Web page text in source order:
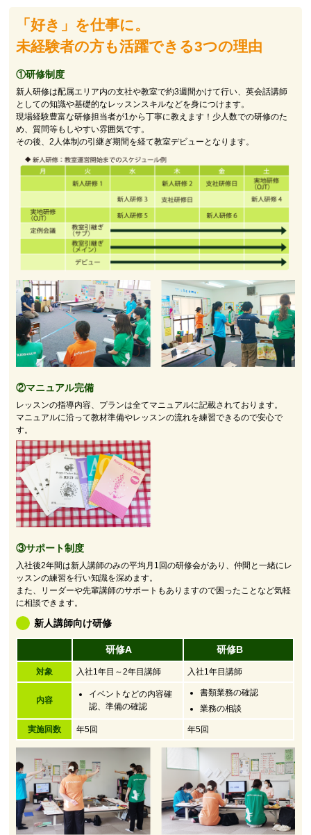
「好き」を仕事に。
未経験者の方も活躍できる3つの理由
①研修制度
新人研修は配属エリア内の支社や教室で約3週間かけて行い、英会話講師
としての知識や基礎的なレッスンスキルなどを身につけます。
現場経験豊富な研修担当者が1から丁寧に教えます！少人数での研修のた
め、質問等もしやすい雰囲気です。
その後、2人体制の引継ぎ期間を経て教室デビューとなります。
②マニュアル完備
レッスンの指導内容、プランは全てマニュアルに記載されております。
マニュアルに沿って教材準備やレッスンの流れを練習できるので安心で
す。
③サポート制度
入社後2年間は新人講師のみの平均月1回の研修会があり、仲間と一緒にレ
ッスンの練習を行い知識を深めます。
また、リーダーや先輩講師のサポートもありますので困ったことなど気軽
に相談できます。
新人講師向け研修
研修A 研修B
対象 入社1年目～2年目講師 入社1年目講師
内容
イベントなどの内容確
認、準備の確認
書類業務の確認
業務の相談
実施回数 年5回 年5回